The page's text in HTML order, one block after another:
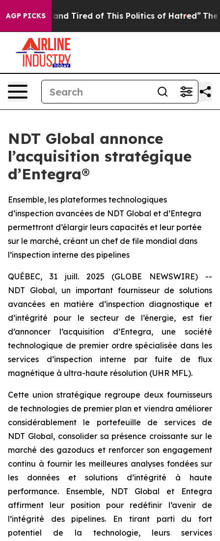
AGP PICKS
and Tired of This Politics of Hatred” The Story
NDT Global annonce
l’acquisition stratégique
d’Entegra®
Ensemble, les plateformes technologiques
d’inspection avancées de NDT Global et d’Entegra
permettront d’élargir leurs capacités et leur portée
sur le marché, créant un chef de file mondial dans
l’inspection interne des pipelines
QUÉBEC, 31 juill. 2025 (GLOBE NEWSWIRE) --
NDT Global, un important fournisseur de solutions
avancées en matière d’inspection diagnostique et
d’intégrité pour le secteur de l’énergie, est fier
d’annoncer l’acquisition d’Entegra, une société
technologique de premier ordre spécialisée dans les
services d’inspection interne par fuite de flux
magnétique à ultra-haute résolution (UHR MFL).
Cette union stratégique regroupe deux fournisseurs
de technologies de premier plan et viendra améliorer
considérablement le portefeuille de services de
NDT Global, consolider sa présence croissante sur le
marché des gazoducs et renforcer son engagement
continu à fournir les meilleures analyses fondées sur
les données et solutions d’intégrité à haute
performance. Ensemble, NDT Global et Entegra
affirment leur position pour redéfinir l’avenir de
l’intégrité des pipelines. En tirant parti du fort
potentiel de la technologie, leurs services